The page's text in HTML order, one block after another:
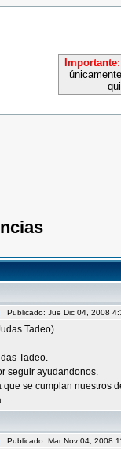
Importante:
Publicado: Jue Dic 04, 2008
Tadeo)
Tadeo.
seguir ayudandonos.
que se cumplan nuestros
...
Publicado: Mar Nov 04, 2008